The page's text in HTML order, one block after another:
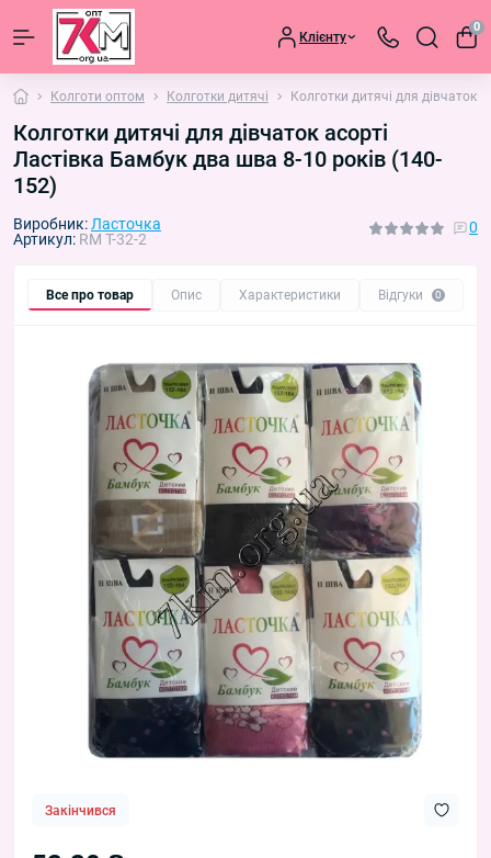
Клієнту
0
Колготи оптом Колготки дитячі Колготки дитячі для дівчаток
Колготки дитячі для дівчаток асорті
Ластівка Бамбук два шва 8-10 років (140-
152)
Виробник:Ласточка
Артикул: RM T-32-2
0
Все про товар Опис Характеристики Відгуки 0
Закінчився